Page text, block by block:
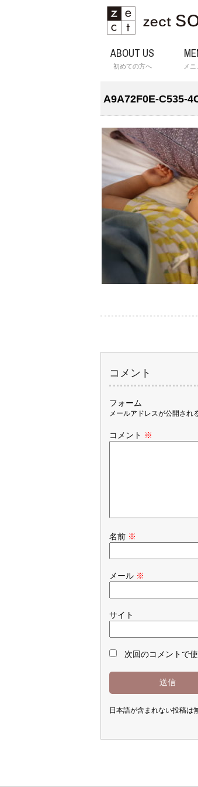
ABOUT US
初めての方へ メニ
A9A72F0E-C535-
コメント
フォーム
メールアドレスが公開され
コメント ※
名前 ※
メール ※
サイト
次回のコメントで
日本語が含まれない投稿は